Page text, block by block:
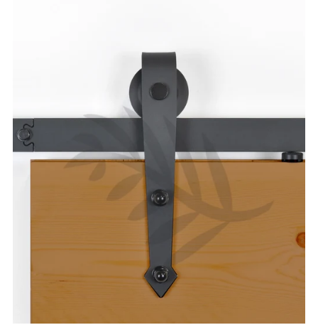
Alphabetisch, A-Z
Alphabetisch, Z-A
Preis, niedrig nach hoch
Datum, alt zu neu